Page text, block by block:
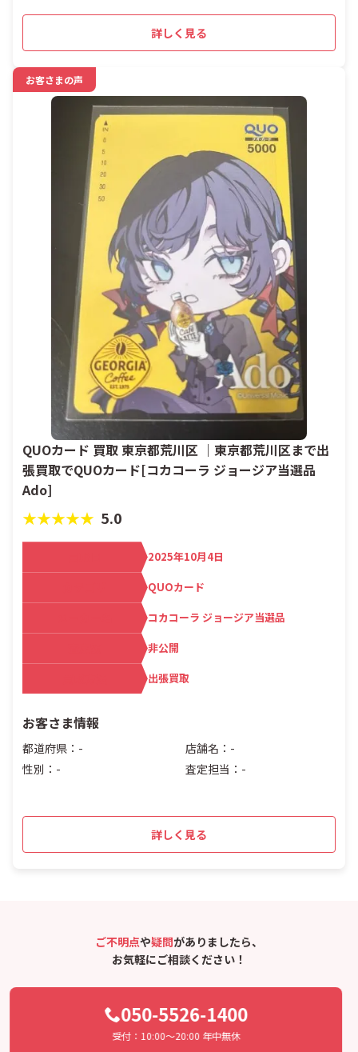
詳しく見る
お客さまの声
QUOカード 買取 東京都荒川区 ｜東京都荒川区まで出
張買取でQUOカード[コカコーラ ジョージア当選品
Ado]
★★★★★ 5.0
2025年10月4日
QUOカード
コカコーラ ジョージア当選品
非公開
出張買取
お客さま情報
都道府県：-
店舗名：-
性別：-
査定担当：-
詳しく見る
ご不明点や疑問がありましたら、
お気軽にご相談ください！
050-5526-1400
受付：10:00〜20:00 年中無休